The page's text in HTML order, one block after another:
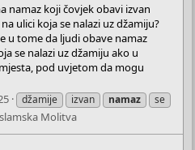
namaz koji čovjek obavi izvan
ulici koja se nalazi uz džamiju?
u tome da ljudi obave namaz
se nalazi uz džamiju ako u
pod uvjetom da mogu
džamije izvan namaz se
Molitva